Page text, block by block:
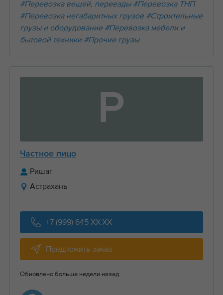
#Перевозка вещей, переезды #Перевозка ТНП
#Перевозка негабаритных грузов #Строительные
грузы и оборудование #Перевозка мебели и
бытовой техники #Прочие грузы
Р
Частное лицо
Ришат
Астрахань
+7 (999) 645-XX-XX
Предложить заказ
Обновлено больше недели назад